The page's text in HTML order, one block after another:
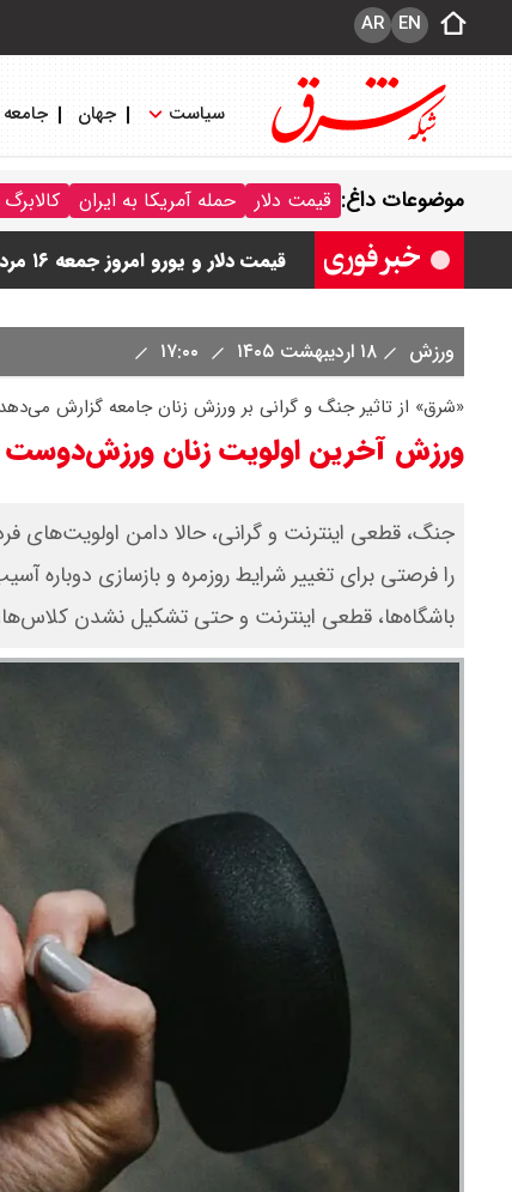
EN
AR
سیاست جهان جامعه
موضوعات داغ: قیمت دلار حمله آمریکا به ایران
قیمت طلا و سکه امروز جمعه ۱۶ مرداد ۱۴۰۵/ قیمت سکه چند ؟ + جدول
ماجرای صدای انفجار بوشهر چیست
قیمت دلار و یورو امروز جمعه ۱۶ مرداد ۱۴۰۵ / دلار چند ؟ + جدول
ترکیه و عراق، پروژه کاهش
ورزش ۱۸ اردیبهشت ۱۴۰۵
«شرق» از تاثیر جنگ و گرانی بر ورزش زنان جامعه گزارش
ورزش آخرین اولویت زنان ورزش‌دوست
جنگ، قطعی اینترنت و گرانی، حالا دامن اولویت‌های
را فرصتی برای تغییر شرایط روزمره و بازسازی
باشگاه‌ها، قطعی اینترنت و حتی تشکیل نشدن